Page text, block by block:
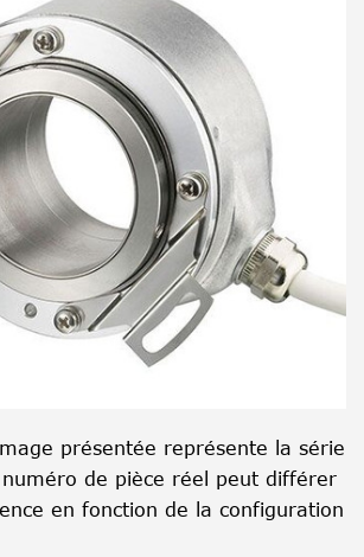
présentée représente la série
de pièce réel peut différer
en fonction de la configuration